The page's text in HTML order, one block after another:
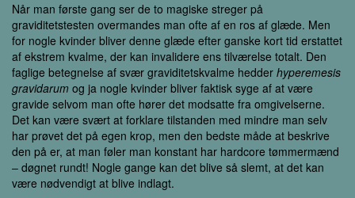
Når man første gang ser de to magiske streger på
graviditetstesten overmandes man ofte af en ros af glæde. Men
for nogle kvinder bliver denne glæde efter ganske kort tid erstattet
af ekstrem kvalme, der kan invalidere ens tilværelse totalt. Den
faglige betegnelse af svær graviditetskvalme hedder hyperemesis
gravidarum og ja nogle kvinder bliver faktisk syge af at være
gravide selvom man ofte hører det modsatte fra omgivelserne.
Det kan være svært at forklare tilstanden med mindre man selv
har prøvet det på egen krop, men den bedste måde at beskrive
den på er, at man føler man konstant har hardcore tømmermænd
– døgnet rundt! Nogle gange kan det blive så slemt, at det kan
være nødvendigt at blive indlagt.